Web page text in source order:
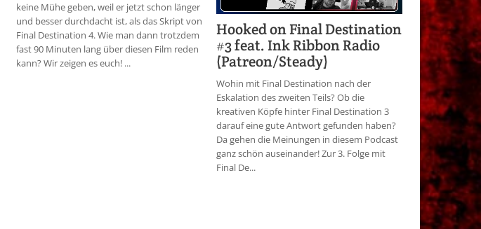
keine Mühe geben, weil er jetzt schon länger
und besser durchdacht ist, als das Skript von
Final Destination 4. Wie man dann trotzdem
fast 90 Minuten lang über diesen Film reden
kann? Wir zeigen es euch! ...
Hooked on Final Destination
#3 feat. Ink Ribbon Radio
(Patreon/Steady)
Wohin mit Final Destination nach der
Eskalation des zweiten Teils? Ob die
kreativen Köpfe hinter Final Destination 3
darauf eine gute Antwort gefunden haben?
Da gehen die Meinungen in diesem Podcast
ganz schön auseinander! Zur 3. Folge mit
Final De...